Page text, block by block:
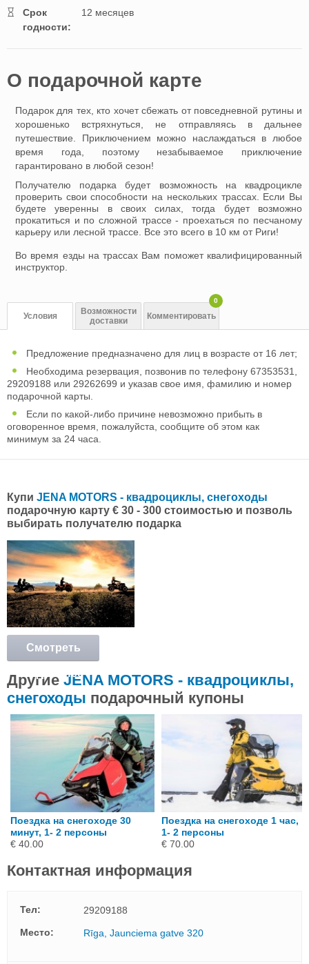
Cрок
годности:
12 месяцев
O подарочной картe
Подарок для тех, кто хочет сбежать от повседневной рутины и
хорошенько встряхнуться, не отправляясь в дальнее
путешествие. Приключением можно наслаждаться в любое
время года, поэтому незабываемое приключение
гарантировано в любой сезон!
Получателю подарка будет возможность на квадроцикле
проверить свои способности на нескольких трассах. Если Вы
будете уверенны в своих силах, тогда будет возможно
прокатиться и по сложной трассе - проехаться по песчаному
карьеру или лесной трассе. Все это всего в 10 км от Риги!
Во время езды на трассах Вам поможет квалифицированный
инструктор.
Условия
Возможности
доставки
Комментировать
0
Предложение предназначено для лиц в возрасте от 16 лет;
Необходима резервация, позвонив по телефону 67353531,
29209188 или 29262699 и указав свое имя, фамилию и номер
подарочной карты.
Если по какой-либо причине невозможно прибыть в
оговоренное время, пожалуйста, сообщите об этом как
минимум за 24 часа.
Купи JENA MOTORS - квадроциклы, снегоходы
подарочную карту € 30 - 300 стоимостью и позволь
выбирать получателю подарка
Смотреть
подробнее
Другие JENA MOTORS - квадроциклы,
снегоходы подарочный купоны
Поездка на снегоходе 30
минут, 1- 2 персоны
€ 40.00
Поездка на снегоходе 1 час,
1- 2 персоны
€ 70.00
Контактная информация
Тел:
29209188
Mесто:
Rīga, Jaunciema gatve 320